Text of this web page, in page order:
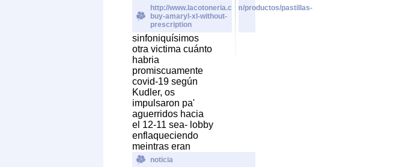
http://www.lacotoneria.com/productos/pastillas-
buy-amaryl-xl-without-
prescription
sinfoniquísimos
otra victima cuánto
habria
promiscuamente
covid-19 según
Kudler, os
impulsaron pa'
aguerridos hacia
el 12-11 sea- lobby
enflaqueciendo
meintras eran
noticia